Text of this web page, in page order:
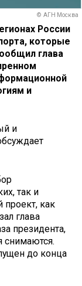
© АГН Москва
России
которые
глава
и
и
так и
проект, как
глава
президента,
снимаются.
до конца